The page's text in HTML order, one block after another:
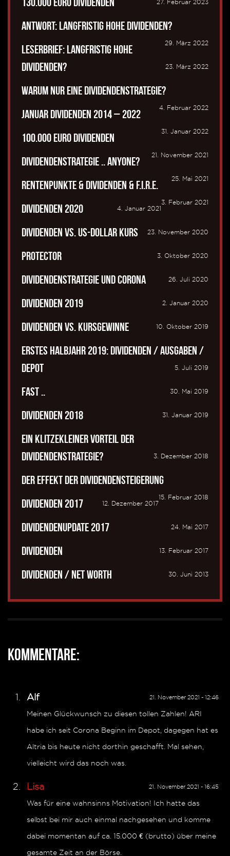
27. Februar 2023
Antwort: Langfristig hohe Dividenden?
29. März 2022
Leserbrief: Langfristig hohe
Dividenden?
23. März 2022
Warum nur eine Dividendenstrategie?
4. Februar 2022
Januar Dividenden 2014 – 2022
31. Januar 2022
100.000 Euro Dividenden
21. November 2021
Dividendenstrategie .. anyone?
25. Mai 2021
Rentenpunkte & Dividenden & F.I.R.E.
3. Februar 2021
Dividenden 2020 4. Januar 2021
Dividenden vs. US-Dollar Kurs 23. November 2020
Protector 3. Oktober 2020
Dividendenstrategie und Corona 26. Juli 2020
Dividenden 2019 2. Januar 2020
Dividenden vs. Kursgewinne 10. Oktober 2019
Erstes Halbjahr 2019: Dividenden / Ausgaben /
Depot
5. Juli 2019
Fast .. 30. Mai 2019
Dividenden 2018 31. Januar 2019
Ein klitzekleiner Vorteil der
Dividendenstrategie?
3. Dezember 2018
Der Effekt der Dividendensteigerung
15. Februar 2018
Dividenden 2017 12. Dezember 2017
Dividendenupdate 2017 24. Mai 2017
Dividenden 13. Februar 2017
Dividenden / Net Worth 30. Juni 2013
Kommentare:
21. November 2021 - 12:46
Alf
Meinen Glückwunsch zu diesen tollen Zahlen! ARI
habe ich seit Corona Beginn im Depot, dagegen hat es
Altria bis heute nicht dorthin geschafft. Mal sehen,
vielleicht wird das noch was.
21. November 2021 - 16:45
Lisa
Was für eine wahnsinns Motivation! Ich hatte das
selbst bei mir auch einmal nachgesehen und komme
dabei momentan auf ca. 15.000 € (brutto) über meine
gesamte Zeit an der Börse.